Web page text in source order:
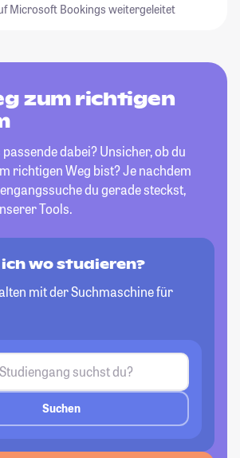
Microsoft Bookings weitergeleitet
zum richtigen
dabei? Unsicher, ob du
richtigen Weg bist? Je nachdem
du gerade steckst,
Tools.
ich wo studieren?
mit der Suchmaschine für
Suchen